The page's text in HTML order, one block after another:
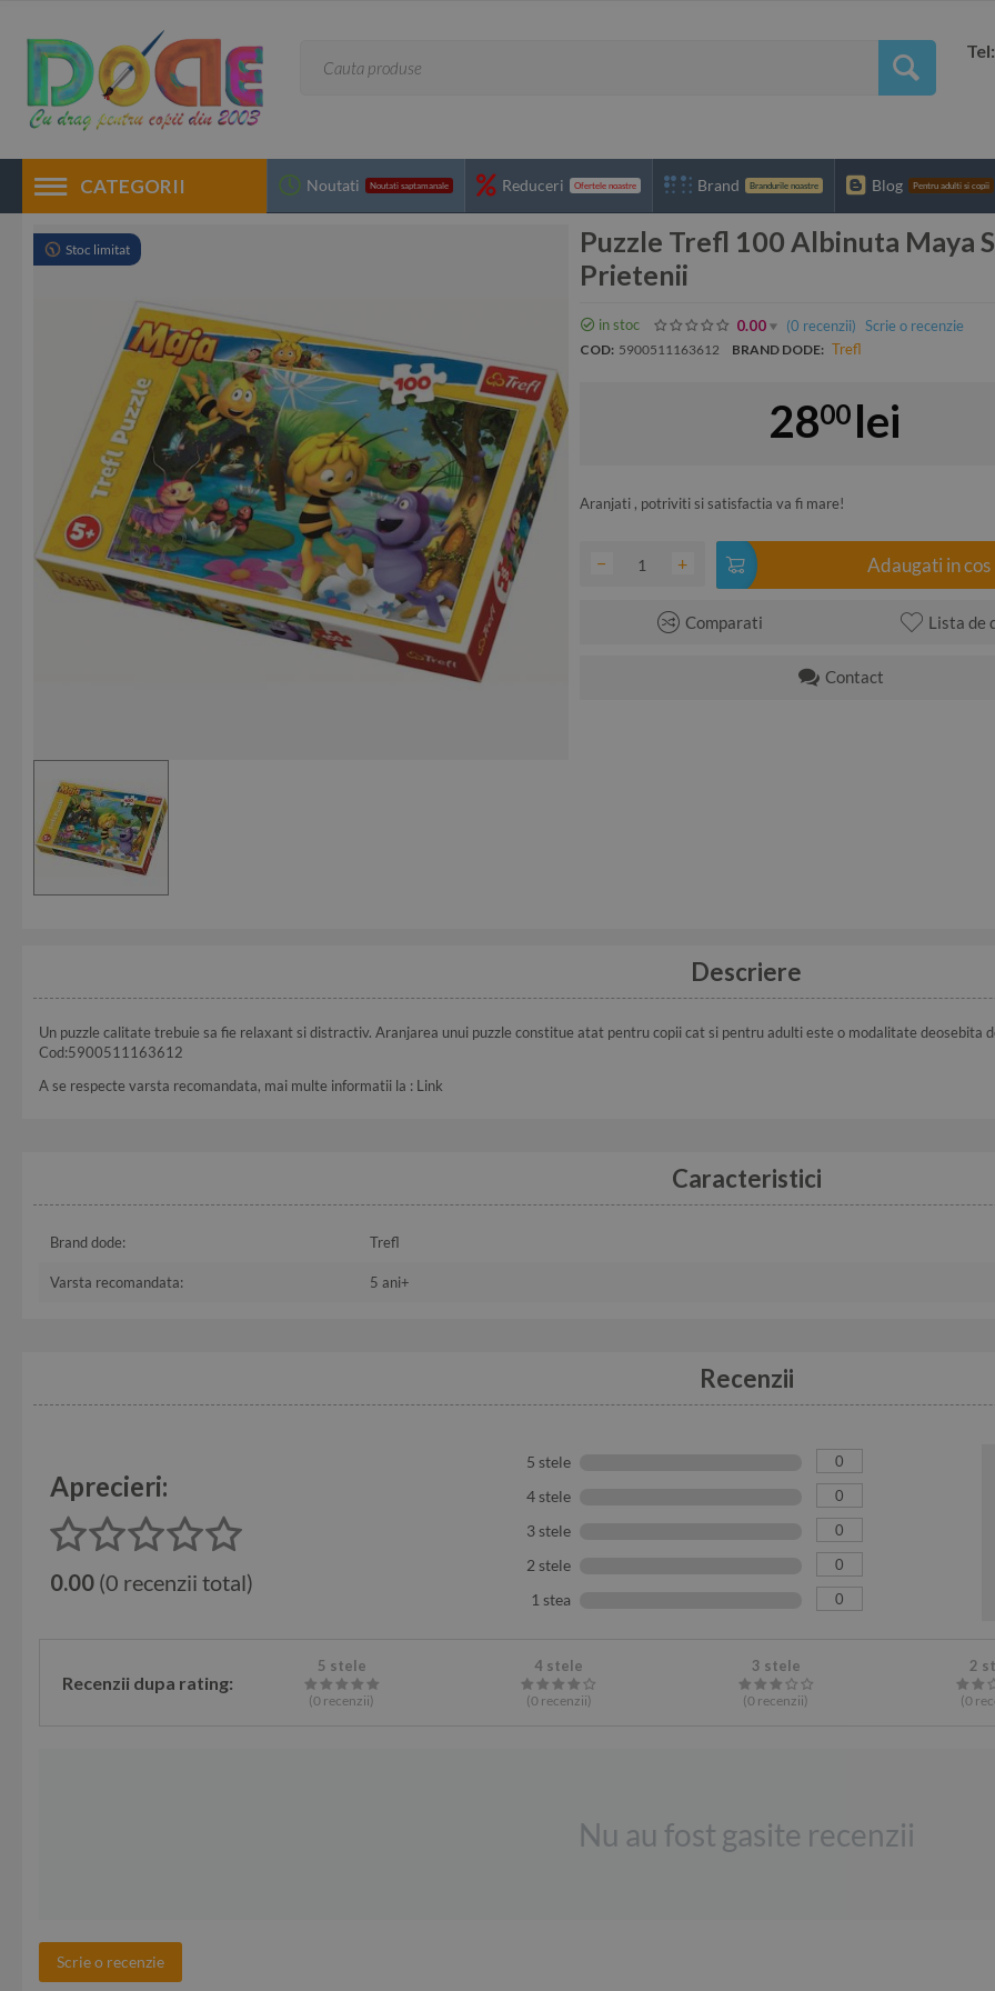
CATEGORII Noutati Noutati saptamanale Reduceri Ofertele noastre Brand Brandurile noastre Blog Pentru adulti si copii
Stoc limitat
Puzzle Trefl 100 Albinuta Maya
Prietenii
in stoc 0.00 (0 recenzii) Scrie o recenzie
COD: 5900511163612 BRAND DODE: Trefl
2800 lei
Aranjati , potriviti si satisfactia va fi mare!
+
− Adaugati in cos
Comparati Lista de
Contact
Descriere
Un puzzle calitate trebuie sa fie relaxant si distractiv. Aranjarea unui puzzle constitue atat pentru copii cat si pentru adulti este o modalitate deosebita
Cod:5900511163612
A se respecte varsta recomandata, mai multe informatii la : Link
Caracteristici
Brand dode: Trefl
Varsta recomandata: 5 ani+
Recenzii
Aprecieri:
0.00 (0 recenzii total)
5 stele 0
4 stele 0
3 stele 0
2 stele 0
1 stea 0
Recenzii dupa rating:
5 stele
(0 recenzii)
4 stele
(0recenzii)
3 stele
(0 recenzii)
2
(0
Nu au fost gasite recenzii
Scrie o recenzie